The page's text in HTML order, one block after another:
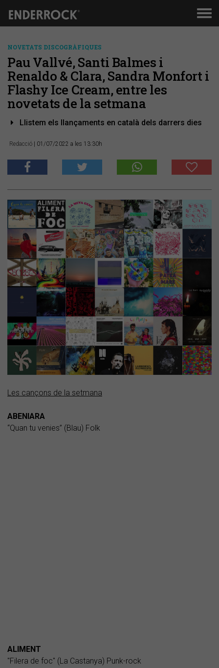
NOVETATS DISCOGRÀFIQUES
Pau Vallvé, Santi Balmes i
Renaldo & Clara, Sandra Monfort i
Flashy Ice Cream, entre les
novetats de la setmana
Llistem els llançaments en català dels darrers dies
Redacció | 01/07/2022 a les 13:30h
Les cançons de la setmana
ABENIARA
“Quan tu venies” (Blau) Folk
ALIMENT
"Filera de foc" (La Castanya) Punk-rock